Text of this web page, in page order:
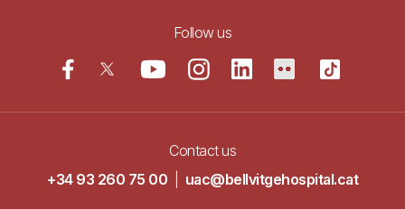
Follow us
Contact us
+34 93 260 75 00
uac@bellvitgehospital.cat